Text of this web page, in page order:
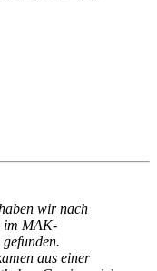
wir nach
im MAK-
aus einer